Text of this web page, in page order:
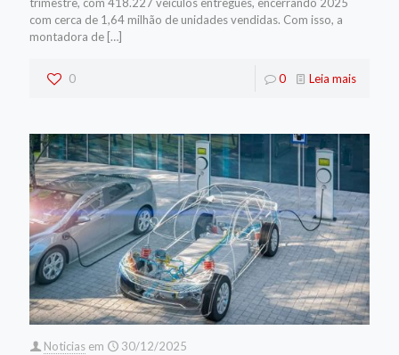
com cerca de 1,64 milhão de unidades vendidas. Com isso, a
montadora de […]
0 0 Leia mais
Noticias em 30/12/2025